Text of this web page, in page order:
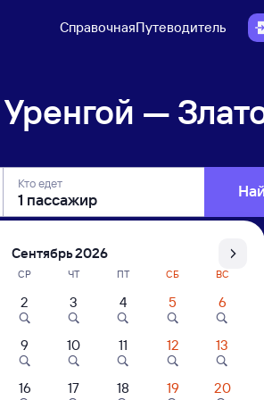
СправочнаяПутеводитель
—
Кто едет
Цены за 1 пассажира
Сентябрь 2026
СР ЧТ ПТ СБ ВС
2 3 4 5 6
9 10 11 12 13
16 17 18 19 20